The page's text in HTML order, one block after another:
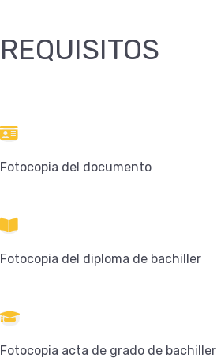
REQUISITOS
Fotocopia del documento
Fotocopia del diploma de bachiller
Fotocopia acta de grado de bachiller